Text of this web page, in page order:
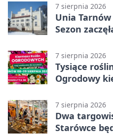
7 sierpnia 2026
Unia
Sezon
7 sierpnia 2026
Tysiące
Ogrodowy
7 sierpnia 2026
Dwa
Starówce